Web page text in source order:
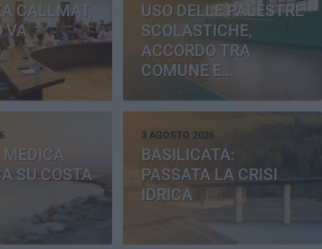
CALLMAT,
VA
USO DELLE PALESTRE
SCOLASTICHE,
ACCORDO TRA
COMUNE E
PROVINCIA
MEDICA
SU COSTA
3 AGOSTO 2026
BASILICATA:
PASSATA LA CRISI
IDRICA